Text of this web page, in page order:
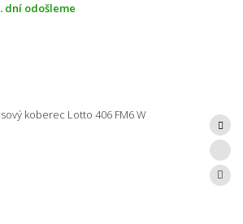
dní odošleme